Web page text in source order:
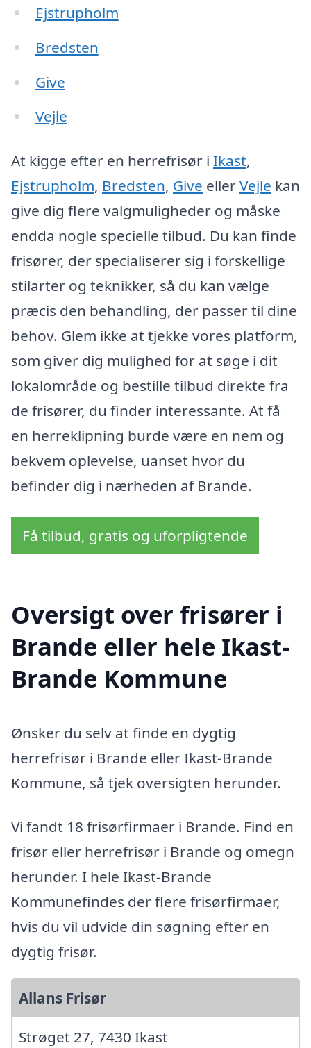
Ejstrupholm
Bredsten
Give
Vejle
At kigge efter en herrefrisør i Ikast,
Ejstrupholm, Bredsten, Give ellerVejle kan
give dig flere valgmuligheder og måske
endda nogle specielle tilbud. Du kan finde
frisører, der specialiserer sig i forskellige
stilarter og teknikker, så du kan vælge
præcis den behandling, der passer til dine
behov. Glem ikke at tjekke vores platform,
som giver dig mulighed for at søge i dit
lokalområde og bestille tilbud direkte fra
de frisører, du finder interessante. At få
en herreklipning burde være en nem og
bekvem oplevelse, uanset hvor du
befinder dig i nærheden af Brande.
Få tilbud, gratis og uforpligtende
Oversigt over frisører i
Brande eller hele Ikast-
Brande Kommune
Ønsker du selv at finde en dygtig
herrefrisør i Brande eller Ikast-Brande
Kommune, så tjek oversigten herunder.
Vi fandt 18 frisørfirmaer i Brande. Find en
frisør eller herrefrisør i Brande og omegn
herunder. I hele Ikast-Brande
Kommunefindes der flere frisørfirmaer,
hvis du vil udvide din søgning efter en
dygtig frisør.
Allans Frisør
Strøget 27, 7430 Ikast